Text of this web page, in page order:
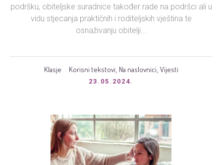
podršku, obiteljske suradnice također rade na podršci ali u
vidu stjecanja praktičnih i roditeljskih vještina te
osnaživanju obitelji...
Klasje Korisni tekstovi, Na naslovnici, Vijesti
23.05.2024.